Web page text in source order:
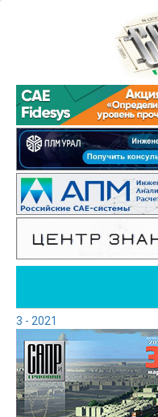
3 - 2021